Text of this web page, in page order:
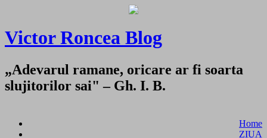
Victor Roncea Blog
„Adevarul ramane, oricare ar fi soarta
slujitorilor sai" – Gh. I. B.
Home
ZIUA